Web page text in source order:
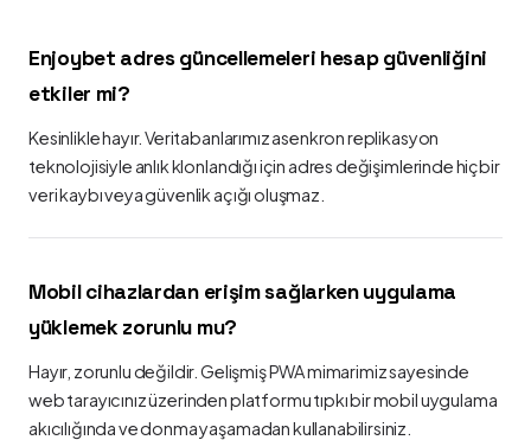
Enjoybet adres güncellemeleri hesap güvenliğini
etkiler mi?
Kesinlikle hayır. Veritabanlarımız asenkron replikasyon
teknolojisiyle anlık klonlandığı için adres değişimlerinde hiçbir
veri kaybı veya güvenlik açığı oluşmaz.
Mobil cihazlardan erişim sağlarken uygulama
yüklemek zorunlu mu?
Hayır, zorunlu değildir. Gelişmiş PWA mimarimiz sayesinde
web tarayıcınız üzerinden platformu tıpkı bir mobil uygulama
akıcılığında ve donma yaşamadan kullanabilirsiniz.